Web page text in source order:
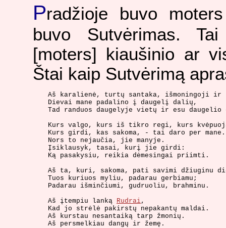
Pradžioje buvo
buvo Sutvėrimas.
[moters] kiaušinio ar
Štai kaip Sutvėrimą
Aš karalienė, turtų santaka, išmoningoji
Dievai mane padalino į daugelį dalių,
Tad randuos daugelyje vietų ir esu
Kurs valgo, kurs iš tikro regi, kurs
Kurs girdi, kas sakoma, - tai daro per mane.
Nors to nejaučia, jie manyje.
Įsiklausyk, tasai, kurį jie girdi:
Ką pasakysiu, reikia dėmesingai priimti.
Aš ta, kuri, sakoma, pati savimi džiuginu
Tuos kuriuos myliu, padarau gerbiamu;
Padarau išminčiumi, gudruoliu, brahminu.
Aš įtempiu lanką
Rudrai,
Kad jo strėlė pakirstų nepakantų maldai.
Aš kurstau nesantaiką tarp žmonių.
Aš persmelkiau dangų ir žemę.